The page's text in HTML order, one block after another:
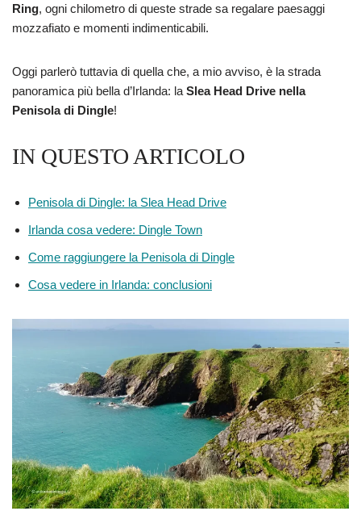
Ring, ogni chilometro di queste strade sa regalare paesaggi
mozzafiato e momenti indimenticabili.
Oggi parlerò tuttavia di quella che, a mio avviso, è la strada
panoramica più bella d’Irlanda: la Slea Head Drive nella
Penisola di Dingle!
IN QUESTO ARTICOLO
Penisola di Dingle: la Slea Head Drive
Irlanda cosa vedere: Dingle Town
Come raggiungere la Penisola di Dingle
Cosa vedere in Irlanda: conclusioni